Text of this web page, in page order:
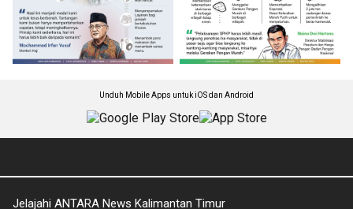
Unduh Mobile Apps untuk iOS dan Android
Jelajahi ANTARA News Kalimantan Timur